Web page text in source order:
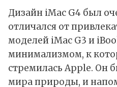
Дизайн iMac G4 был
отличался от
моделей iMac G3 и
минимализмом, к
стремилась Apple. Он
мира природы, и